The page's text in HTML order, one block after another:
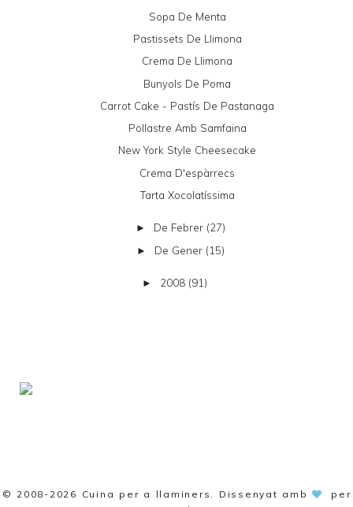
Sopa De Menta
Pastissets De Llimona
Crema De Llimona
Bunyols De Poma
Carrot Cake - Pastís De Pastanaga
Pollastre Amb Samfaina
New York Style Cheesecake
Crema D'espàrrecs
Tarta Xocolatíssima
► De Febrer (27)
► De Gener (15)
► 2008 (91)
© 2008-2026 Cuina per a llaminers . Dissenyat amb
per